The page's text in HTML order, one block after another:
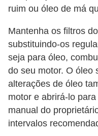
ruim ou óleo de má
Mantenha os filtros
substituindo-os
seja para óleo,
do seu motor. O óleo
alterações de óleo
motor e abrirá-lo
manual do
intervalos